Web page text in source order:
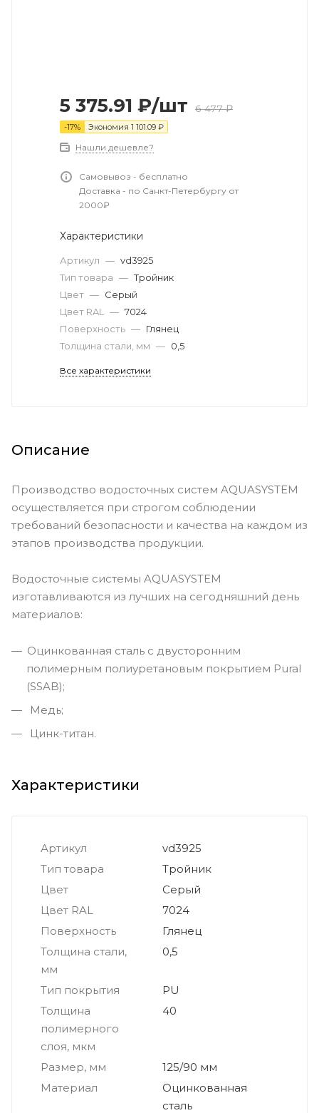
5 375.91 ₽/шт 6 477₽
-17% Экономия 1 101.09 ₽
Нашли дешевле?
Самовывоз - бесплатно
Доставка - по Санкт-Петербургу от
2000₽
Характеристики
Артикул — vd3925
Тип товара — Тройник
Цвет — Серый
Цвет RAL
— 7024
Поверхность — Глянец
Толщина стали, мм — 0,5
Все характеристики
Описание
Производство водосточных систем AQUASYSTEM
осуществляется при строгом соблюдении
требований безопасности и качества на каждом из
этапов производства продукции.
Водосточные системы AQUASYSTEM
изготавливаются из лучших на сегодняшний день
материалов:
Оцинкованная сталь с двусторонним
полимерным полиуретановым покрытием Pural
(SSAB);
Медь;
Цинк-титан.
Характеристики
Артикул
vd3925
Тип товара
Тройник
Цвет
Серый
Цвет RAL
7024
Поверхность
Глянец
Толщина стали,
мм
0,5
Тип покрытия
PU
Толщина
полимерного
слоя, мкм
40
Размер, мм
125/90 мм
Материал
Оцинкованная
сталь